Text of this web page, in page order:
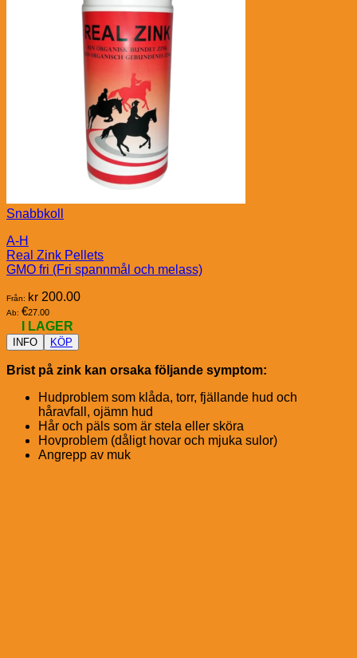
Snabbkoll
A-H
Real Zink Pellets
GMO fri (Fri spannmål och melass)
Från: kr 200.00
Ab: €27.00
I LAGER
INFO KÖP
Brist på zink kan orsaka följande symptom:
Hudproblem som klåda, torr, fjällande hud och
håravfall, ojämn hud
Hår och päls som är stela eller sköra
Hovproblem (dåligt hovar och mjuka sulor)
Angrepp av muk